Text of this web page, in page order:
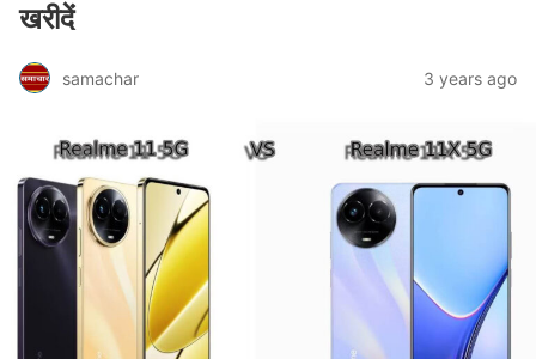
खरीदें
samachar 3 years ago